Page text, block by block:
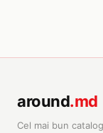
around.md
Cel mai bun